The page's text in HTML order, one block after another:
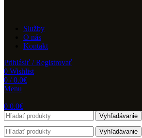
Služby
O nás
Kontakt
Prihlásiť / Registrovať
0 Wishlist
0 / 0.0€
Menu
0 0.0€
Vyhľadávanie
Vyhľadávanie